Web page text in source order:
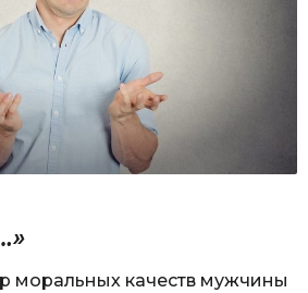
моральных качеств мужчины